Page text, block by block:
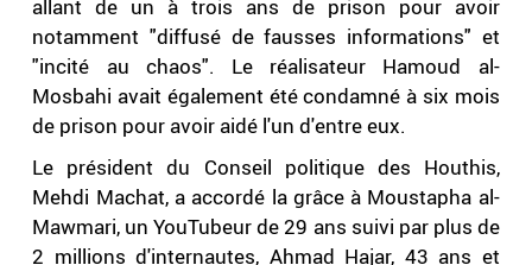
allant de un à trois ans de prison pour avoir
notamment "diffusé de fausses informations" et
"incité au chaos". Le réalisateur Hamoud al-
Mosbahi avait également été condamné à six mois
de prison pour avoir aidé l'un d'entre eux.
Le président du Conseil politique des Houthis,
Mehdi Machat, a accordé la grâce à Moustapha al-
Mawmari, un YouTubeur de 29 ans suivi par plus de
2 millions d'internautes, Ahmad Hajar, 43 ans et